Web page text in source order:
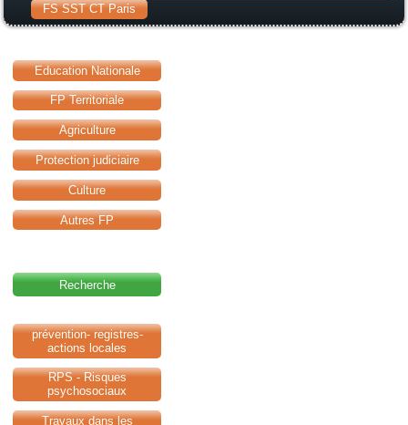
FS SST CT Paris
Education Nationale
FP Territoriale
Agriculture
Protection judiciaire
Culture
Autres FP
Recherche
prévention- registres-
actions locales
RPS - Risques
psychosociaux
Travaux dans les